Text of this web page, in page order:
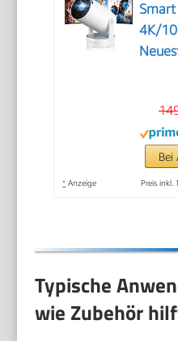
4K/
bietet
Bei
* Anzeige Preis inkl.
Typische
wie Zubehör